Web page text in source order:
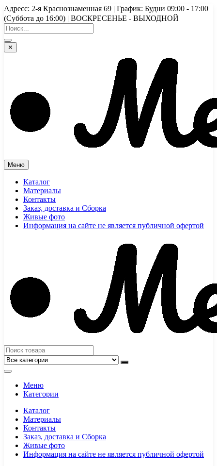
Перейти
к
содержимому
Адресс: 2-я Краснознаменная 69 | График: Будни 09:00 - 17:00
(Суббота до 16:00) | ВОСКРЕСЕНЬЕ - ВЫХОДНОЙ
✕
Меню
Каталог
Материалы
Контакты
Заказ, доставка и Сборка
Живые фото
Информация на сайте не является публичной офертой
Меню
Категории
Каталог
Материалы
Контакты
Заказ, доставка и Сборка
Живые фото
Информация на сайте не является публичной офертой